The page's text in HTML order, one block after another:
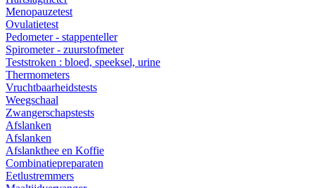
Menopauzetest
Ovulatietest
Pedometer - stappenteller
Spirometer - zuurstofmeter
Teststroken : bloed, speeksel, urine
Thermometers
Vruchtbaarheidstests
Weegschaal
Zwangerschapstests
Afslanken
Afslanken
Afslankthee en Koffie
Combinatiepreparaten
Eetlustremmers